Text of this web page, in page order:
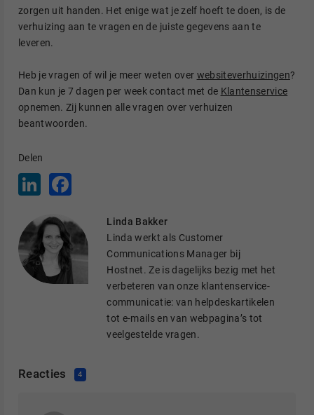
zorgen uit handen. Het enige wat je zelf hoeft te doen, is de
verhuizing aan te vragen en de juiste gegevens aan te
leveren.
Heb je vragen of wil je meer weten over websiteverhuizingen?
Dan kun je 7 dagen per week contact met de Klantenservice
opnemen. Zij kunnen alle vragen over verhuizen
beantwoorden.
Delen
e
d
I
n
b
o
k
Linda Bakker
Linda werkt als Customer
Communications Manager bij
Hostnet. Ze is dagelijks bezig met het
verbeteren van onze klantenservice-
communicatie: van helpdeskartikelen
tot e-mails en van webpagina’s tot
veelgestelde vragen.
Reacties 4